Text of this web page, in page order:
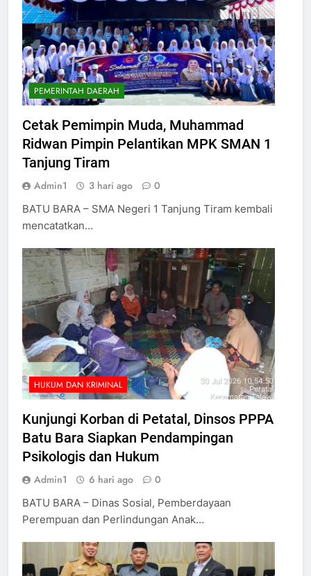
PEMERINTAH DAERAH
Cetak Pemimpin Muda, Muhammad
Ridwan Pimpin Pelantikan MPK SMAN 1
Tanjung Tiram
Admin1 3 hari ago 0
BATU BARA – SMA Negeri 1 Tanjung Tiram kembali
mencatatkan…
HUKUM DAN KRIMINAL
Kunjungi Korban di Petatal, Dinsos PPPA
Batu Bara Siapkan Pendampingan
Psikologis dan Hukum
Admin1 6 hari ago 0
BATU BARA – Dinas Sosial, Pemberdayaan
Perempuan dan Perlindungan Anak…